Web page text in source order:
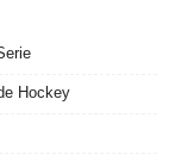
Hockey